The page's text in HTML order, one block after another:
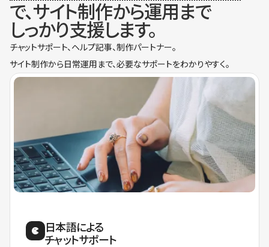
で、サイト制作から運用まで
しっかり支援します。
チャットサポート、ヘルプ記事、制作パートナー。
サイト制作から日常運用まで、必要なサポートをわかりやすく。
日本語による
チャットサポート